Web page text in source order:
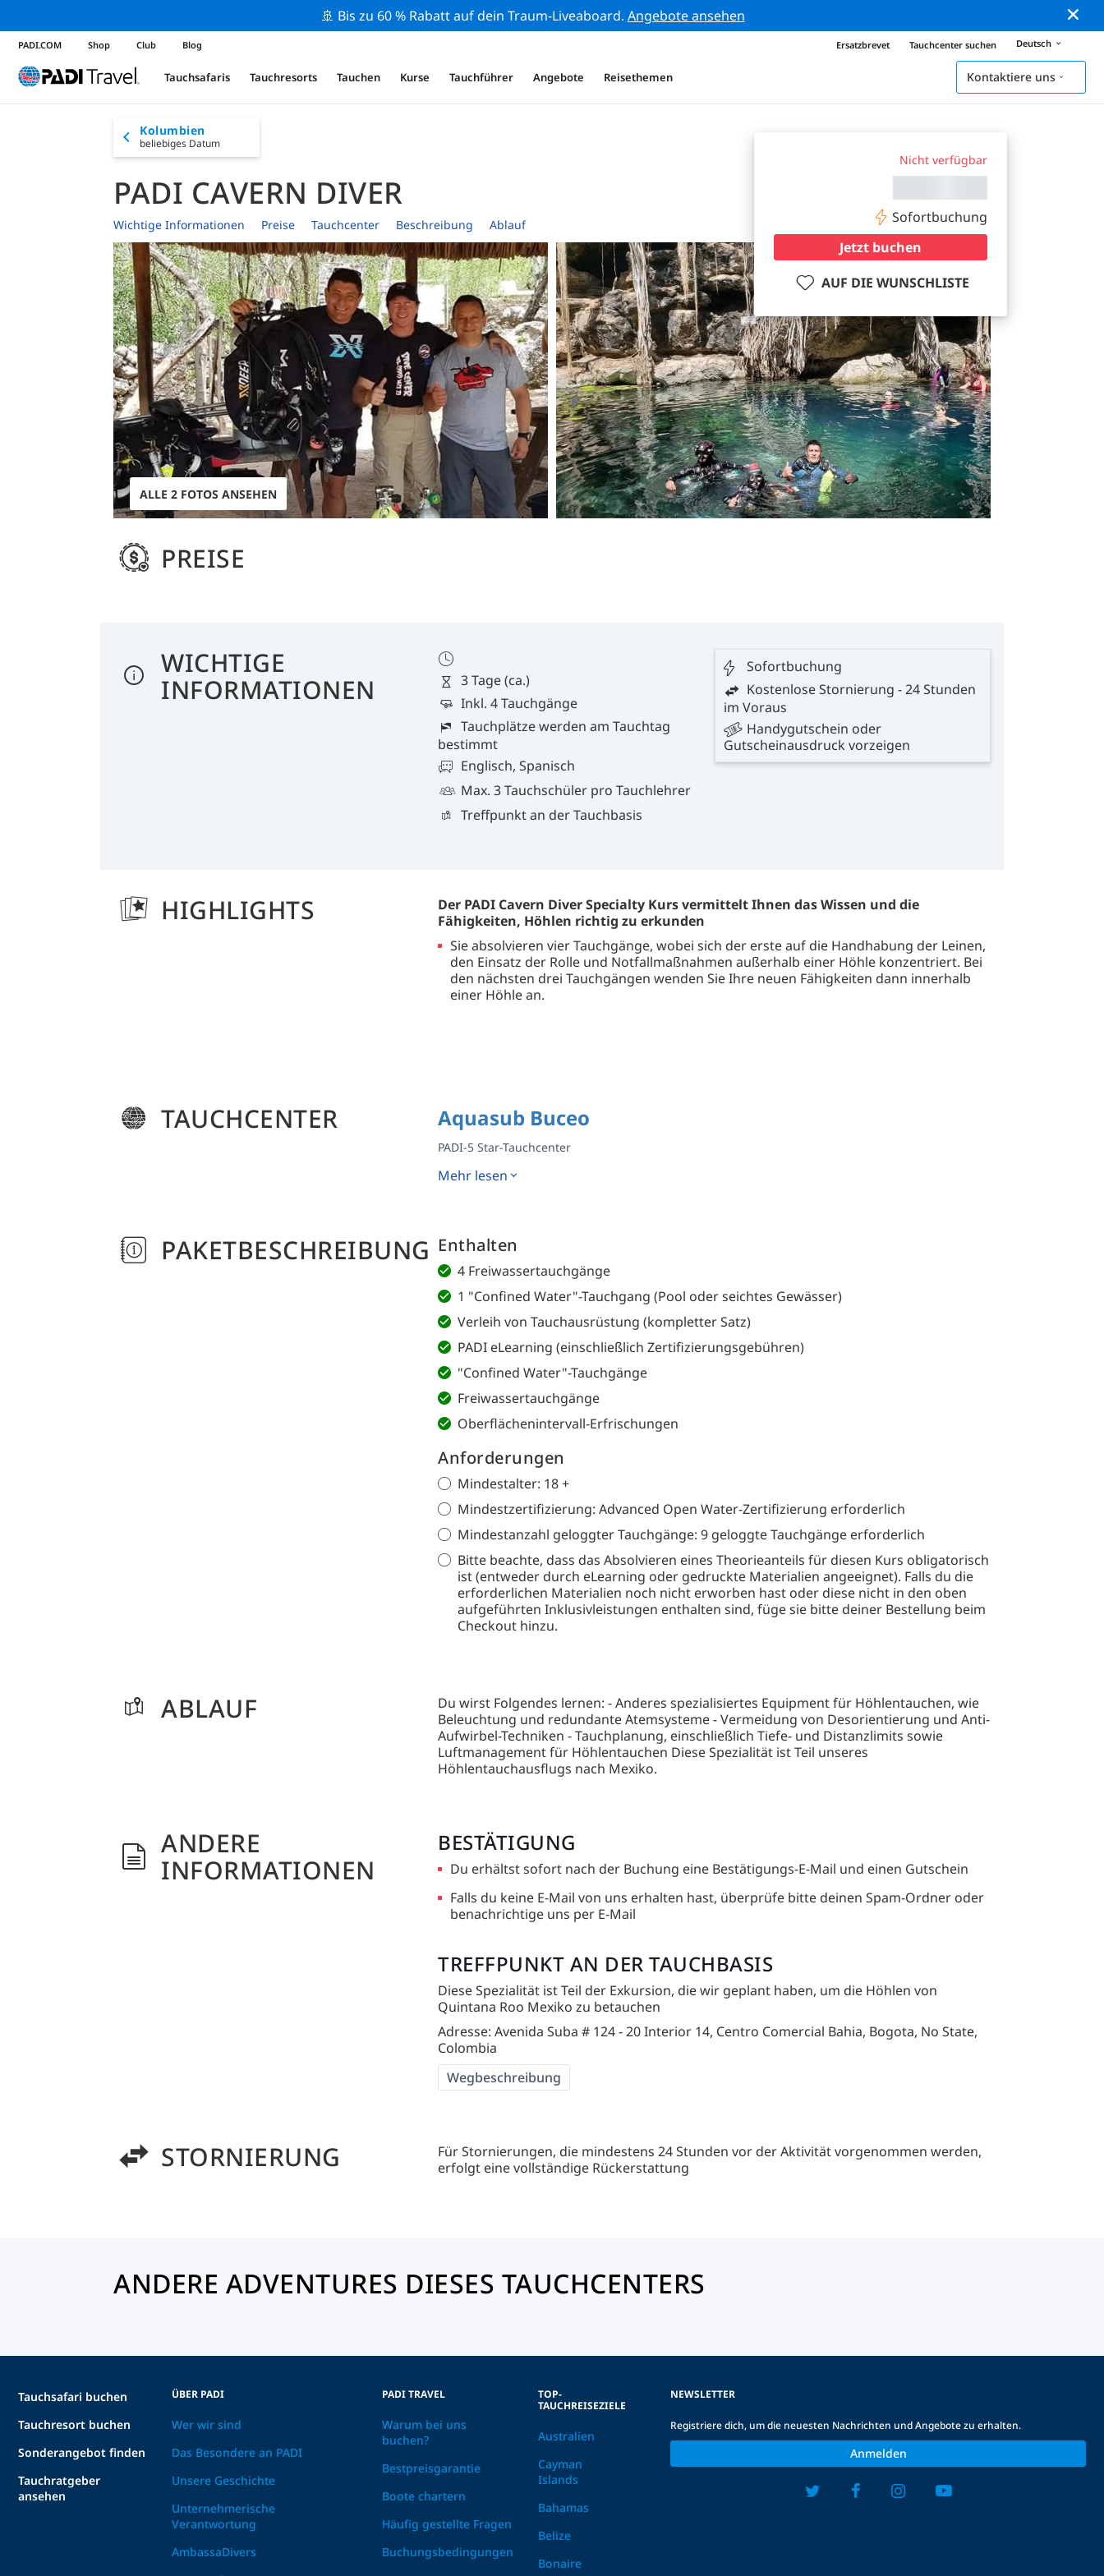
🚢 Bis zu 60 % Rabatt auf dein Traum-Liveaboard. Angebote ansehen
PADI.COM Shop Club Blog Ersatzbrevet Tauchcenter suchen Deutsch
Tauchsafaris Tauchresorts Tauchen Kurse Tauchführer Angebote Reisethemen Kontaktiere uns
Kolumbien
beliebiges Datum
PADI CAVERN DIVER
Wichtige Informationen Preise Tauchcenter Beschreibung Ablauf
Nicht verfügbar
Sofortbuchung
Jetzt buchen
AUF DIE WUNSCHLISTE
ALLE 2 FOTOS ANSEHEN
PREISE
WICHTIGE
INFORMATIONEN
3 Tage (ca.)
Inkl. 4 Tauchgänge
Tauchplätze werden am Tauchtag
bestimmt
Englisch, Spanisch
Max. 3 Tauchschüler pro Tauchlehrer
Treffpunkt an der Tauchbasis
Sofortbuchung
Kostenlose Stornierung - 24 Stunden
im Voraus
Handygutschein oder
Gutscheinausdruck vorzeigen
HIGHLIGHTS
Der PADI Cavern Diver Specialty Kurs vermittelt Ihnen das Wissen und die
Fähigkeiten, Höhlen richtig zu erkunden
Sie absolvieren vier Tauchgänge, wobei sich der erste auf die Handhabung der Leinen,
den Einsatz der Rolle und Notfallmaßnahmen außerhalb einer Höhle konzentriert. Bei
den nächsten drei Tauchgängen wenden Sie Ihre neuen Fähigkeiten dann innerhalb
einer Höhle an.
TAUCHCENTER Aquasub Buceo
PADI-5 Star-Tauchcenter
Mehr lesen
PAKETBESCHREIBUNG Enthalten
4 Freiwassertauchgänge
1 "Confined Water"-Tauchgang (Pool oder seichtes Gewässer)
Verleih von Tauchausrüstung (kompletter Satz)
PADI eLearning (einschließlich Zertifizierungsgebühren)
"Confined Water"-Tauchgänge
Freiwassertauchgänge
Oberflächenintervall-Erfrischungen
Anforderungen
Mindestalter: 18 +
Mindestzertifizierung: Advanced Open Water-Zertifizierung erforderlich
Mindestanzahl geloggter Tauchgänge: 9 geloggte Tauchgänge erforderlich
Bitte beachte, dass das Absolvieren eines Theorieanteils für diesen Kurs obligatorisch
ist (entweder durch eLearning oder gedruckte Materialien angeeignet). Falls du die
erforderlichen Materialien noch nicht erworben hast oder diese nicht in den oben
aufgeführten Inklusivleistungen enthalten sind, füge sie bitte deiner Bestellung beim
Checkout hinzu.
ABLAUF
Du wirst Folgendes lernen: - Anderes spezialisiertes Equipment für Höhlentauchen, wie
Beleuchtung und redundante Atemsysteme - Vermeidung von Desorientierung und Anti-
Aufwirbel-Techniken - Tauchplanung, einschließlich Tiefe- und Distanzlimits sowie
Luftmanagement für Höhlentauchen Diese Spezialität ist Teil unseres
Höhlentauchausflugs nach Mexiko.
ANDERE
INFORMATIONEN
BESTÄTIGUNG
Du erhältst sofort nach der Buchung eine Bestätigungs-E-Mail und einen Gutschein
Falls du keine E-Mail von uns erhalten hast, überprüfe bitte deinen Spam-Ordner oder
benachrichtige uns per E-Mail
TREFFPUNKT AN DER TAUCHBASIS
Diese Spezialität ist Teil der Exkursion, die wir geplant haben, um die Höhlen von
Quintana Roo Mexiko zu betauchen
Adresse: Avenida Suba # 124 - 20 Interior 14, Centro Comercial Bahia, Bogota, No State,
Colombia
Wegbeschreibung
STORNIERUNG
Für Stornierungen, die mindestens 24 Stunden vor der Aktivität vorgenommen werden,
erfolgt eine vollständige Rückerstattung
ANDERE ADVENTURES DIESES TAUCHCENTERS
Tauchsafari buchen
Tauchresort buchen
Sonderangebot finden
Tauchratgeber
ansehen
ÜBER PADI
Wer wir sind
Das Besondere an PADI
Unsere Geschichte
Unternehmerische
Verantwortung
AmbassaDivers
PADI TRAVEL
Warum bei uns
buchen?
Bestpreisgarantie
Boote chartern
Häufig gestellte Fragen
Buchungsbedingungen
TOP-
TAUCHREISEZIELE
Australien
Cayman
Islands
Bahamas
Belize
Bonaire
NEWSLETTER
Registriere dich, um die neuesten Nachrichten und Angebote zu erhalten.
Anmelden